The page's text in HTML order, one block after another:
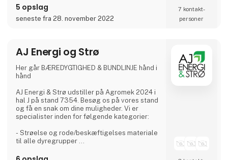
flere anerkendende priser, såsom Agromek
priser i 2009, 2012 og 2014 og EU's miljøpris i
2012.
førende innovatører, når det kommer til
5 opslag
seneste fra 28. november 2022
7 kontakt­
personer
AJ Energi og Strø
Her går BÆREDYGTIGHED & BUNDLINJE hånd i
hånd
AJ Energi & Strø udstiller på Agromek 2024 i
hal J på stand 7354. Besøg os på vores stand
og få en snak om dine muligheder. Vi er
specialister inden for følgende kategorier:
- Strøelse og rode/beskæftigelses materiale
til alle dyregrupper
- Strøelse til transport